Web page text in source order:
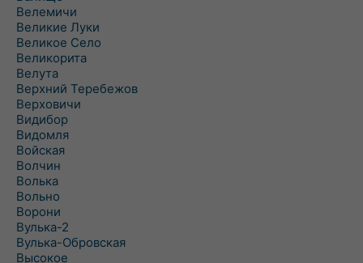
Велемичи
Великие Луки
Великое Село
Великорита
Велута
Верхний Теребежов
Верховичи
Видибор
Видомля
Войская
Волчин
Волька
Вольно
Ворони
Вулька-2
Вулька-Обровская
Высокое